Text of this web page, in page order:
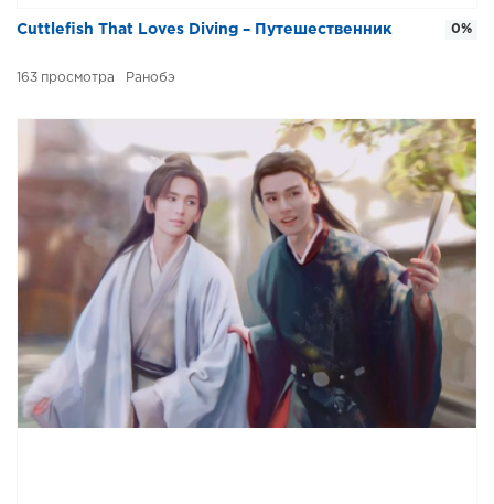
Cuttlefish That Loves Diving – Путешественник
163 Ранобэ
0%